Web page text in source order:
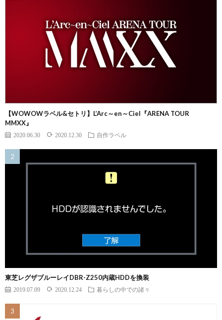
【WOWOWラベル&セトリ】L’Arc～en～Ciel『ARENA TOUR
MMXX』
2020.06.30 2020.12.30 自作ラベル
東芝レグザブルーレイDBR-Z250内蔵HDDを換装
2019.07.09 2020.12.24 暮らしの中での諸々